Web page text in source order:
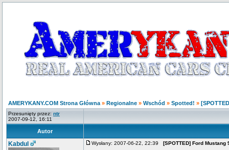
AMERYKANY.COM Strona Główna » Regionalne » Wschód » Spotted! »
Przesunięty przez: ntr
2007-09-12, 16:11
Autor
Kabdul Wysłany: 2007-06-22, 22:39 [SPOTTED] Ford Mustang